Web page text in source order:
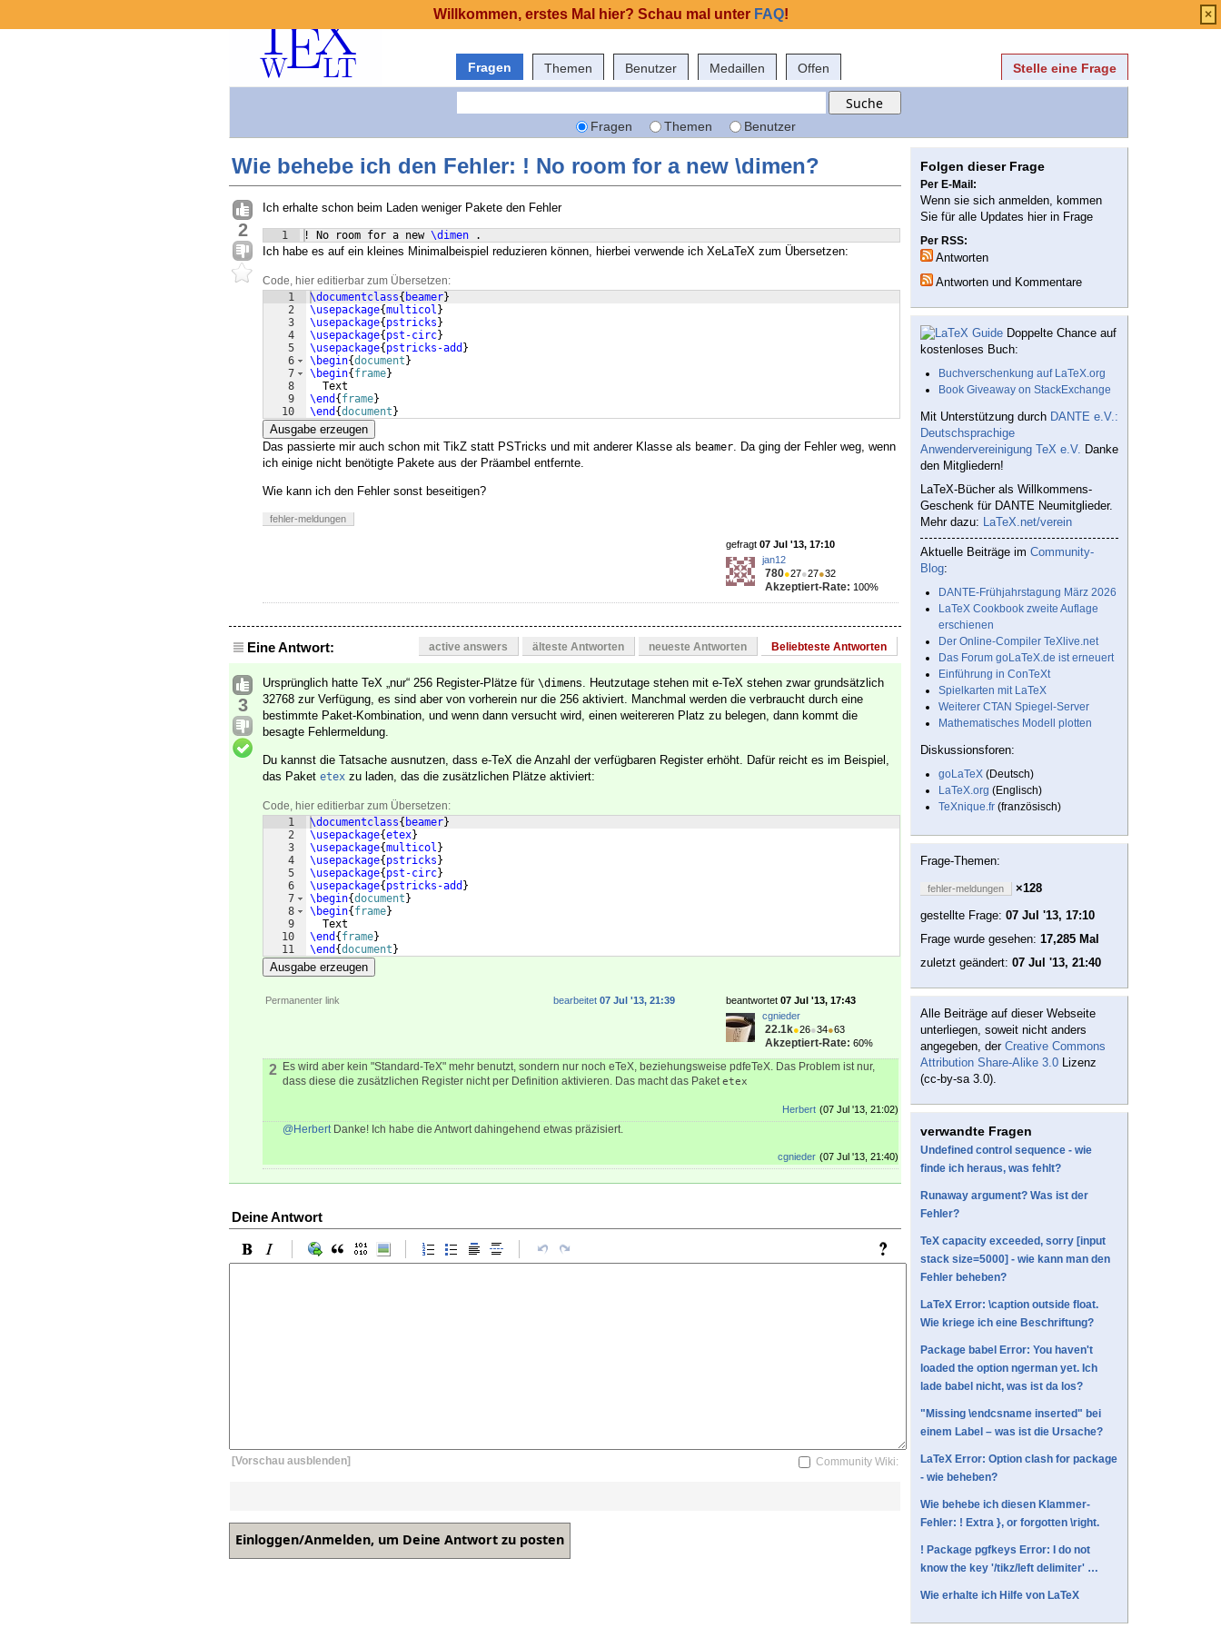
Fragen Themen Benutzer Medaillen Offen Stelle eine Frage
Fragen Themen Benutzer
Wie behebe ich den Fehler: ! No room for a new \dimen?
2
Ich erhalte schon beim Laden weniger Pakete den Fehler
1 ! No room for a new \dimen .
Ich habe es auf ein kleines Minimalbeispiel reduzieren können, hierbei verwende ich XeLaTeX zum Übersetzen:
Code, hier editierbar zum Übersetzen:
1
2
3
4
5
6
7
8
9
10
\documentclass{ beamer}
\usepackage{multicol }
\usepackage{ pstricks }
\usepackage{ pst-circ}
\usepackage{ pstricks-add }
\begin{document }
\begin{ frame}
  Text
\end { frame}
\end {document }
Ausgabe erzeugen
Das passierte mir auch schon mit TikZ statt PSTricks und mit anderer Klasse als beamer. Da ging der Fehler weg, wenn
ich einige nicht benötigte Pakete aus der Präambel entfernte.
Wie kann ich den Fehler sonst beseitigen?
fehler-meldungen
gefragt 07 Jul '13, 17:10
jan12
780●27●27●32
Akzeptiert-Rate: 100%
Eine Antwort: active answers älteste Antworten neueste Antworten Beliebteste Antworten
3
Ursprünglich hatte TeX „nur“ 256 Register-Plätze für \dimens. Heutzutage stehen mit e-TeX stehen zwar grundsätzlich
32768 zur Verfügung, es sind aber von vorherein nur die 256 aktiviert. Manchmal werden die verbraucht durch eine
bestimmte Paket-Kombination, und wenn dann versucht wird, einen weitereren Platz zu belegen, dann kommt die
besagte Fehlermeldung.
Du kannst die Tatsache ausnutzen, dass e-TeX die Anzahl der verfügbaren Register erhöht. Dafür reicht es im Beispiel,
das Paket etex zu laden, das die zusätzlichen Plätze aktiviert:
Code, hier editierbar zum Übersetzen:
1
2
3
4
5
6
7
8
9
10
11
\documentclass{ beamer}
\usepackage{etex}
\usepackage{multicol }
\usepackage{ pstricks }
\usepackage{ pst-circ}
\usepackage{ pstricks-add }
\begin{document }
\begin{ frame}
  Text
\end { frame}
\end {document }
Ausgabe erzeugen
Permanenter link beantwortet 07 Jul '13, 17:43
cgnieder
22.1k●26●34●63
Akzeptiert-Rate: 60%
bearbeitet 07 Jul '13, 21:39
2
Es wird aber kein "Standard-TeX" mehr benutzt, sondern nur noch eTeX, beziehungsweise pdfeTeX. Das Problem ist nur,
dass diese die zusätzlichen Register nicht per Definition aktivieren. Das macht das Paketetex
(07 Jul '13, 21:02)
Herbert
@HerbertDanke! Ich habe die Antwort dahingehend etwas präzisiert.
(07 Jul '13, 21:40)
cgnieder
Deine Antwort
[Vorschau ausblenden] Community Wiki:
Folgen dieser Frage
Per E-Mail:
Wenn sie sich anmelden, kommen
Sie für alle Updates hier in Frage
Per RSS:
Antworten
Antworten und Kommentare
Doppelte Chance auf
kostenloses Buch:
Buchverschenkung auf LaTeX.org
Book Giveaway on StackExchange
Mit Unterstützung durch DANTE e.V.:
Deutschsprachige
Anwendervereinigung TeX e.V. Danke
den Mitgliedern!
LaTeX-Bücher als Willkommens-
Geschenk für DANTE Neumitglieder.
Mehr dazu: LaTeX.net/verein
Aktuelle Beiträge im Community-
Blog:
DANTE-Frühjahrstagung März 2026
LaTeX Cookbook zweite Auflage
erschienen
Der Online-Compiler TeXlive.net
Das Forum goLaTeX.de ist erneuert
Einführung in ConTeXt
Spielkarten mit LaTeX
Weiterer CTAN Spiegel-Server
Mathematisches Modell plotten
Diskussionsforen:
goLaTeX (Deutsch)
LaTeX.org (Englisch)
TeXnique.fr (französisch)
Frage-Themen:
fehler-meldungen
×128
gestellte Frage: 07 Jul '13, 17:10
Frage wurde gesehen: 17,285 Mal
zuletzt geändert: 07 Jul '13, 21:40
Alle Beiträge auf dieser Webseite
unterliegen, soweit nicht anders
angegeben, der Creative Commons
Attribution Share-Alike 3.0 Lizenz
(cc-by-sa 3.0).
verwandte Fragen
Undefined control sequence - wie
finde ich heraus, was fehlt?
Runaway argument? Was ist der
Fehler?
TeX capacity exceeded, sorry [input
stack size=5000] - wie kann man den
Fehler beheben?
LaTeX Error: \caption outside float.
Wie kriege ich eine Beschriftung?
Package babel Error: You haven't
loaded the option ngerman yet. Ich
lade babel nicht, was ist da los?
"Missing \endcsname inserted" bei
einem Label – was ist die Ursache?
LaTeX Error: Option clash for package
- wie beheben?
Wie behebe ich diesen Klammer-
Fehler: ! Extra }, or forgotten \right.
! Package pgfkeys Error: I do not
know the key '/tikz/left delimiter' …
Wie erhalte ich Hilfe von LaTeX
Willkommen, erstes Mal hier? Schau mal unter FAQ! ×